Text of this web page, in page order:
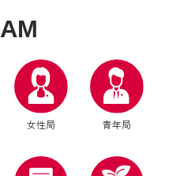
AM
女性局 青年局